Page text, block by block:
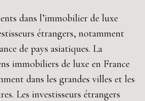
dans l’immobilier de luxe
étrangers, notamment
de pays asiatiques. La
immobiliers de luxe en France
dans les grandes villes et les
Les investisseurs étrangers